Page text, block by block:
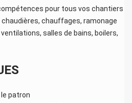
pour tous vos chantiers
chauffages, ramonage
salles de bains, boilers,
patron